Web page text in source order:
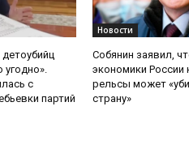
с
партий
Новости
Собянин заявил,
экономики России
рельсы может
страну»